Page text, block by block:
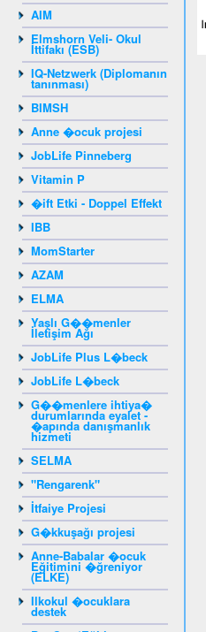
AIM
Elmshorn Veli- Okul
İttifakı (ESB)
IQ-Netzwerk (Diplomanın
tanınması)
BIMSH
Anne �ocuk projesi
JobLife Pinneberg
Vitamin P
�ift Etki - Doppel Effekt
IBB
MomStarter
AZAM
ELMA
Yaşlı G��menler
İletişim Ağı
JobLife Plus L�beck
JobLife L�beck
G��menlere ihtiya�
durumlarında eyalet -
�apında danışmanlık
hizmeti
SELMA
"Rengarenk"
İtfaiye Projesi
G�kkuşağı projesi
Anne-Babalar �ocuk
Eğitimini �ğreniyor
(ELKE)
Ilkokul �ocuklara
destek